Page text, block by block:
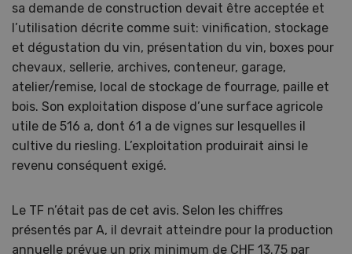
sa demande de construction devait être acceptée et
l’utilisation décrite comme suit: vinification, stockage
et dégustation du vin, présentation du vin, boxes pour
chevaux, sellerie, archives, conteneur, garage,
atelier/remise, local de stockage de fourrage, paille et
bois. Son exploitation dispose d’une surface agricole
utile de 516 a, dont 61 a de vignes sur lesquelles il
cultive du riesling. L’exploitation produirait ainsi le
revenu conséquent exigé.
Le TF n’était pas de cet avis. Selon les chiffres
présentés par A, il devrait atteindre pour la production
annuelle prévue un prix minimum de CHF 13.75 par